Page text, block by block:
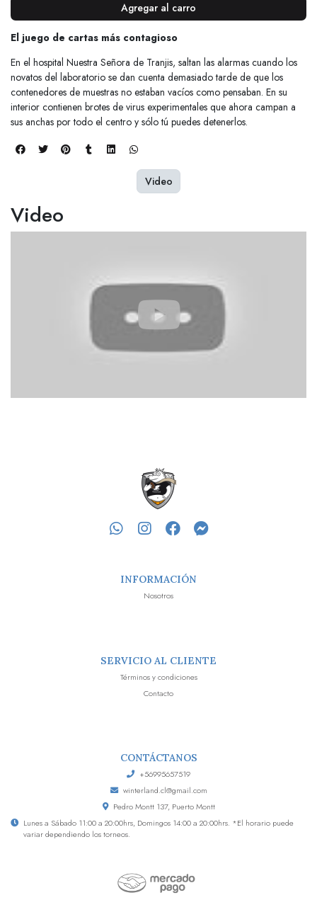
Agregar al carro
El juego de cartas más contagioso
En el hospital Nuestra Señora de Tranjis, saltan las alarmas cuando los
novatos del laboratorio se dan cuenta demasiado tarde de que los
contenedores de muestras no estaban vacíos como pensaban. En su
interior contienen brotes de virus experimentales que ahora campan a
sus anchas por todo el centro y sólo tú puedes detenerlos.
Video
Video
INFORMACIÓN
Nosotros
SERVICIO AL CLIENTE
Términos y condiciones
Contacto
CONTÁCTANOS
+56995657519
winterland.cl@gmail.com
Pedro Montt 137, Puerto Montt
Lunes a Sábado 11:00 a 20:00hrs, Domingos 14:00 a 20:00hrs. *El horario puede
variar dependiendo los torneos.